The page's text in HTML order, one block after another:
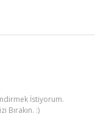
İstiyorum.
Bırakın. :)